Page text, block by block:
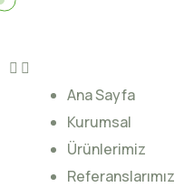
Ana Sayfa
Kurumsal
Ürünlerimiz
Referanslarımız